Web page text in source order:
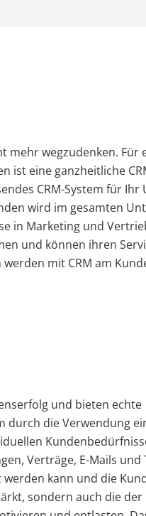
mehr wegzudenken. Für
ist eine ganzheitliche
CRM-System für Ihr
wird im gesamten
in Marketing und
und können ihren
mit CRM am
und bieten echte
die Verwendung
Verträge, E-Mails und
kann und die
sondern auch die